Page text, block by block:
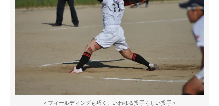
＜フィールディングも巧く、いわゆる投手らしい投手＞